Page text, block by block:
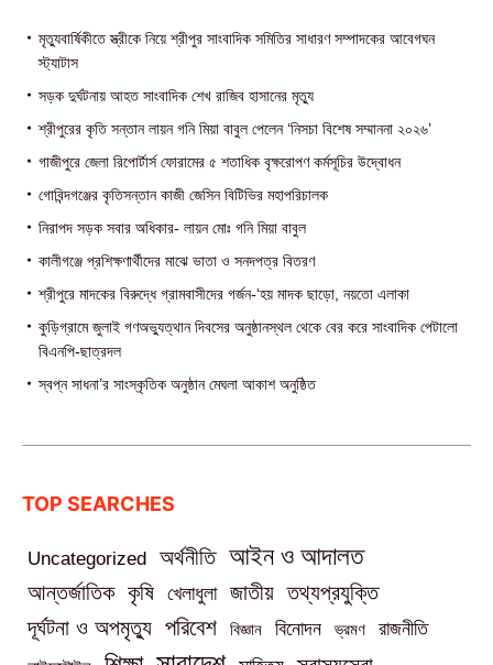
মৃত্যুবার্ষিকীতে স্ত্রীকে নিয়ে শ্রীপুর সাংবাদিক সমিতির সাধারণ সম্পাদকের আবেগঘন
স্ট্যাটাস
সড়ক দুর্ঘটনায় আহত সাংবাদিক শেখ রাজিব হাসানের মৃত্যু
শ্রীপুরের কৃতি সন্তান লায়ন গনি মিয়া বাবুল পেলেন ‘নিসচা বিশেষ সম্মাননা ২০২৬’
গাজীপুরে জেলা রিপোর্টার্স ফোরামের ৫ শতাধিক বৃক্ষরোপণ কর্মসূচির উদ্বোধন
গোবিন্দগঞ্জের কৃতিসন্তান কাজী জেসিন বিটিভির মহাপরিচালক
নিরাপদ সড়ক সবার অধিকার- লায়ন মোঃ গনি মিয়া বাবুল
কালীগঞ্জে প্রশিক্ষণার্থীদের মাঝে ভাতা ও সনদপত্র বিতরণ
শ্রীপুরে মাদকের বিরুদ্ধে গ্রামবাসীদের গর্জন-‘হয় মাদক ছাড়ো, নয়তো এলাকা
কুড়িগ্রামে জুলাই গণঅভ্যুত্থান দিবসের অনুষ্ঠানস্থল থেকে বের করে সাংবাদিক পেটালো
বিএনপি-ছাত্রদল
স্বপ্ন সাধনা’র সাংস্কৃতিক অনুষ্ঠান মেঘলা আকাশ অনুষ্ঠিত
TOP SEARCHES
Uncategorized অর্থনীতি আইন ও আদালত
আন্তর্জাতিক কৃষি খেলাধুলা জাতীয় তথ্যপ্রযুক্তি
দূর্ঘটনা ও অপমৃত্যু পরিবেশ বিজ্ঞান বিনোদন ভ্রমণ রাজনীতি